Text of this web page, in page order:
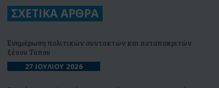
ΣΧΕΤΙΚΑ ΑΡΘΡΑ
Ενημέρωση πολιτικών συντακτών και ανταποκριτών
ξένου Τύπου
27 ΙΟΥΛΙΟΥ 2026